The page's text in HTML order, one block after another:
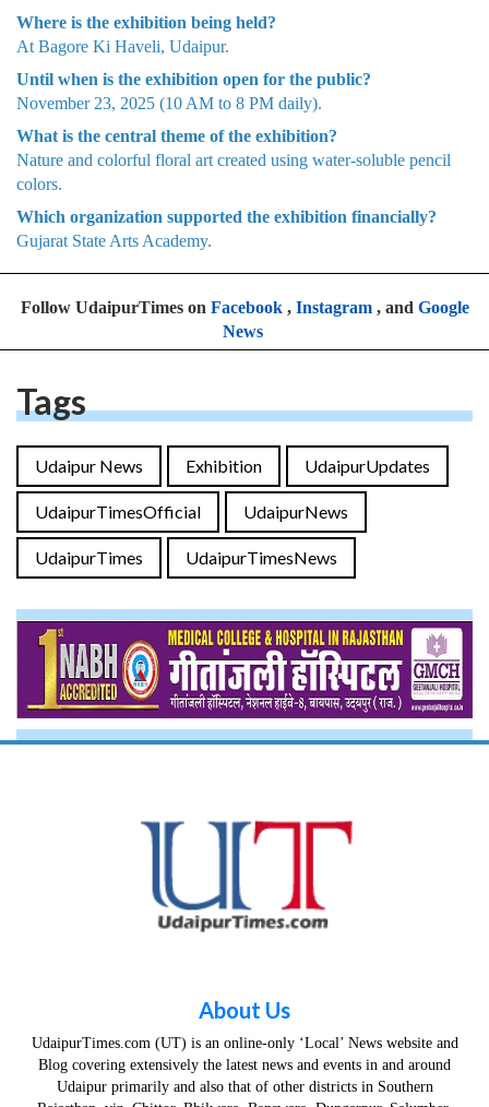
Where is the exhibition being held?
At Bagore Ki Haveli, Udaipur.
Until when is the exhibition open for the public?
November 23, 2025 (10 AM to 8 PM daily).
What is the central theme of the exhibition?
Nature and colorful floral art created using water-soluble pencil
colors.
Which organization supported the exhibition financially?
Gujarat State Arts Academy.
Follow UdaipurTimes on Facebook, Instagram, and Google
News
Tags
Udaipur News Exhibition UdaipurUpdates
UdaipurTimesOfficial UdaipurNews
UdaipurTimes UdaipurTimesNews
About Us
UdaipurTimes.com (UT) is an online-only ‘Local’ News website and
Blog covering extensively the latest news and events in and around
Udaipur primarily and also that of other districts in Southern